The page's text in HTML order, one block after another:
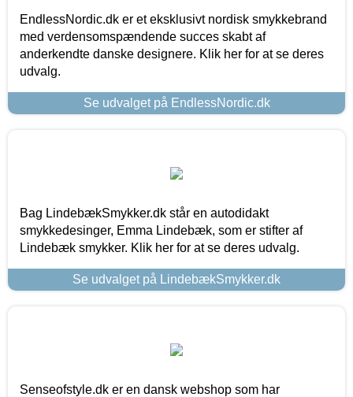
EndlessNordic.dk er et eksklusivt nordisk smykkebrand
med verdensomspændende succes skabt af
anderkendte danske designere. Klik her for at se deres
udvalg.
Se udvalget på EndlessNordic.dk
Bag LindebækSmykker.dk står en autodidakt
smykkedesinger, Emma Lindebæk, som er stifter af
Lindebæk smykker. Klik her for at se deres udvalg.
Se udvalget på LindebækSmykker.dk
Senseofstyle.dk er en dansk webshop som har